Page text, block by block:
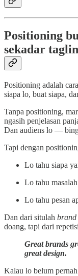
Positioning
sekadar
Positioning adalah
siapa lo, buat siapa,
Tanpa positioning,
ngasih penjelasan
Dan audiens lo —
Tapi dengan
Lo tahu siapa
Lo tahu
Lo tahu pesan
Dan dari situlah brand
doang, tapi dari
Great brands
great design.
Kalau lo belum